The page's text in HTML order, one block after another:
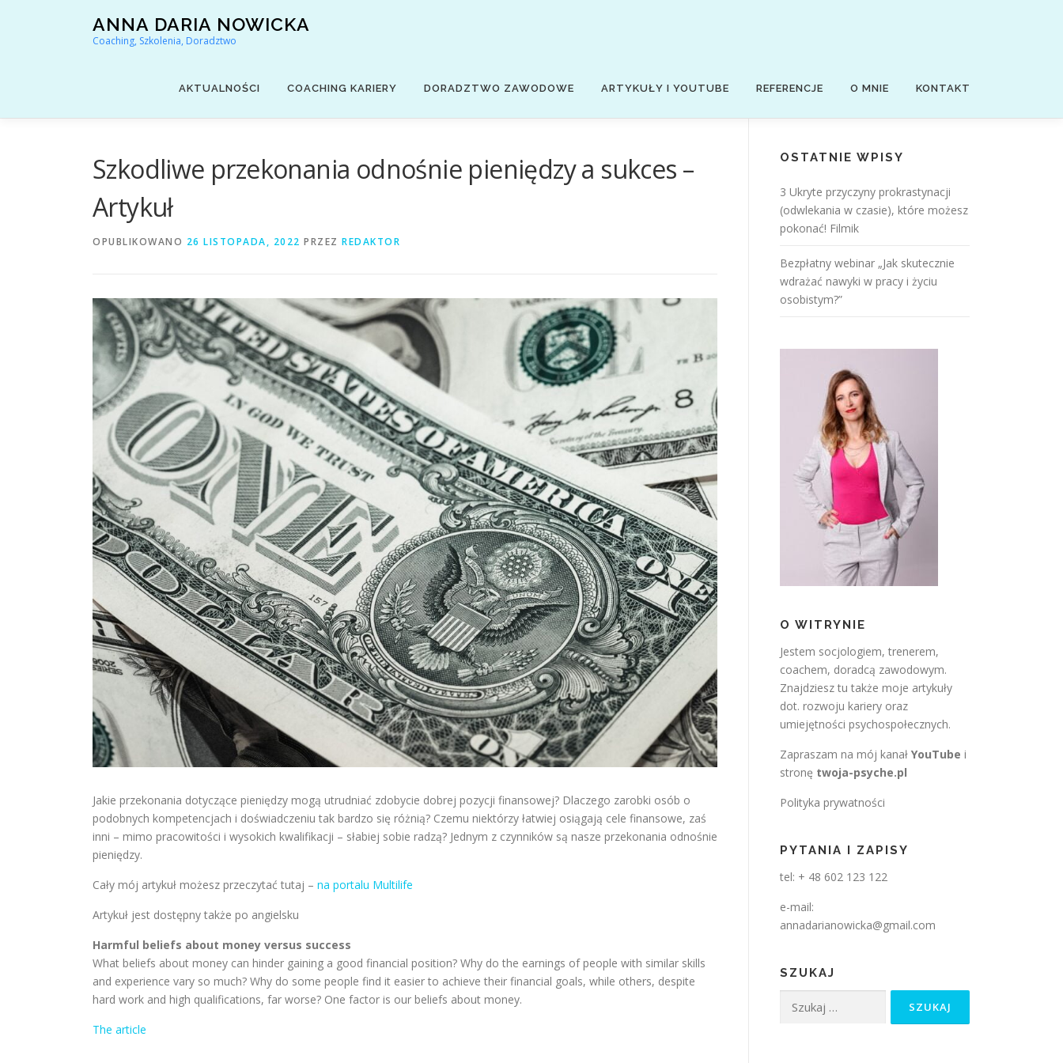
ANNA DARIA NOWICKA
Coaching, Szkolenia, Doradztwo
AKTUALNOŚCI COACHING KARIERY DORADZTWO ZAWODOWE ARTYKUŁY I YOUTUBE REFERENCJE O MNIE KONTAKT
Szkodliwe przekonania odnośnie pieniędzy a sukces –
Artykuł
OPUBLIKOWANO 26 LISTOPADA, 2022 PRZEZ REDAKTOR
Jakie przekonania dotyczące pieniędzy mogą utrudniać zdobycie dobrej pozycji finansowej? Dlaczego zarobki osób o
podobnych kompetencjach i doświadczeniu tak bardzo się różnią? Czemu niektórzy łatwiej osiągają cele finansowe, zaś
inni – mimo pracowitości i wysokich kwalifikacji – słabiej sobie radzą? Jednym z czynników są nasze przekonania odnośnie
pieniędzy.
Cały mój artykuł możesz przeczytać tutaj – na portalu Multilife
Artykuł jest dostępny także po angielsku
Harmful beliefs about money versus success
What beliefs about money can hinder gaining a good financial position? Why do the earnings of people with similar skills
and experience vary so much? Why do some people find it easier to achieve their financial goals, while others, despite
hard work and high qualifications, far worse? One factor is our beliefs about money.
The article
OSTATNIE WPISY
3 Ukryte przyczyny prokrastynacji
(odwlekania w czasie), które możesz
pokonać! Filmik
Bezpłatny webinar „Jak skutecznie
wdrażać nawyki w pracy i życiu
osobistym?”
O WITRYNIE
Jestem socjologiem, trenerem,
coachem, doradcą zawodowym.
Znajdziesz tu także moje artykuły
dot. rozwoju kariery oraz
umiejętności psychospołecznych.
Zapraszam na mój kanał YouTube i
stronę twoja-psyche.pl
Polityka prywatności
PYTANIA I ZAPISY
tel: + 48 602 123 122
e-mail:
annadarianowicka@gmail.com
SZUKAJ